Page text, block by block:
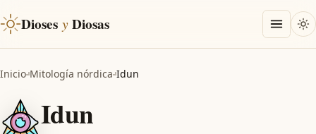
Dioses y Diosas
Inicio Mitología nórdica Idun
Idun